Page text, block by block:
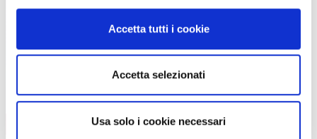
Accetta tutti i cookie
Accetta selezionati
Usa solo i cookie necessari